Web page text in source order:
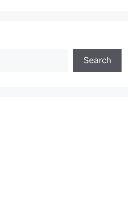
Search